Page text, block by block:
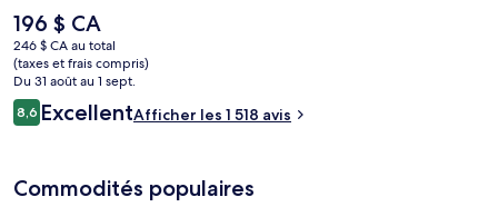
figurent une piscine intérieure, un bar-salon et un centre
d’entraînement. Les autres voyageurs adorent le personnel
serviable et le déjeuner.
Le
prix
actuel
est
de 196 $ CA
196 $ CA
246 $ CA au total
(taxes et frais compris)
Du 31 août au 1 sept.
Avis
8,68,6 sur 10 –
ExcellentAfficher les 1 518 avis
Commodités populaires